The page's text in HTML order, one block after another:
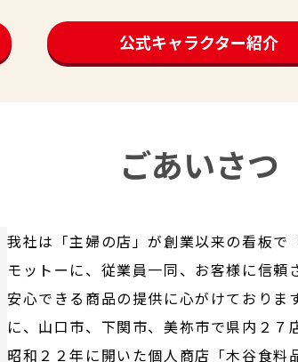
公式キャラクター紹介
ごあいさつ
我社は「主婦の店」が創業以来の看板で
モットーに、従業員一同、お客様に信頼
安心できる商品の提供に心がけておりま
に、山口市、下関市、美祢市で県内２７
昭和２２年に開いた個人商店「木谷食料